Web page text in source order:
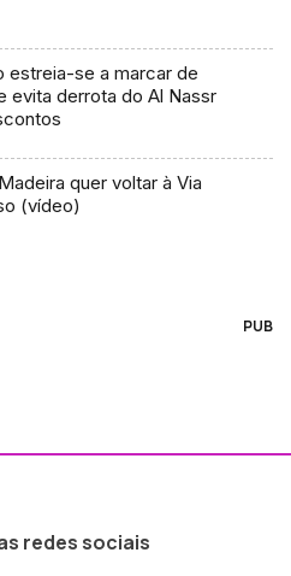
estreia-se a marcar de
evita derrota do Al Nassr
quer voltar à Via
(vídeo)
PUB
redes sociais